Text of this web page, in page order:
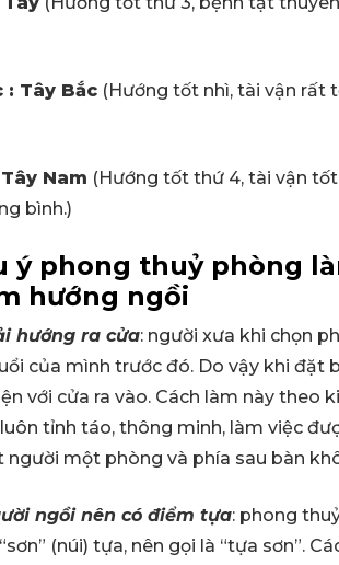
: Tây Bắc (Hướng tốt nhì, tài vận rất
Nam (Hướng tốt thứ 4, tài vận
bình.)
ý phong thuỷ phòng
hướng ngồi
hướng ra cửa: người xưa khi chọn
của mình trước đó. Do vậy khi đặt
với cửa ra vào. Cách làm này theo
tỉnh táo, thông minh, làm việc
người một phòng và phía sau bàn
ngồi nên có điểm tựa: phong
(núi) tựa, nên gọi là “tựa sơn”.